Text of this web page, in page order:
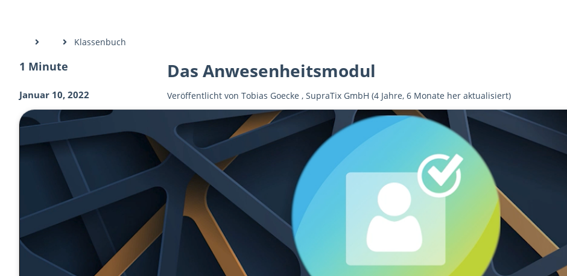
Klassenbuch
1 Minute
Januar 10, 2022
Das Anwesenheitsmodul
Veröffentlicht vonTobias Goecke ,SupraTix GmbH (4 Jahre, 6 Monate her aktualisiert)